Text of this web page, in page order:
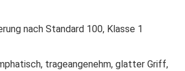
nach Standard 100, Klasse 1
trageangenehm, glatter Griff,